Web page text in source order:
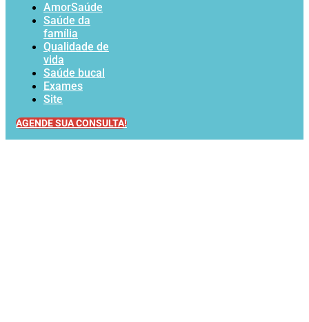
AmorSaúde
Saúde da
família
Qualidade de
vida
Saúde bucal
Exames
Site
AGENDE SUA CONSULTA!